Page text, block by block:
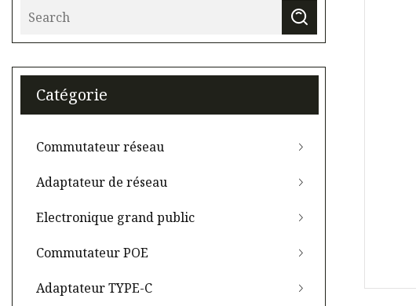
Catégorie
Commutateur réseau
Adaptateur de réseau
Electronique grand public
Commutateur POE
Adaptateur TYPE-C